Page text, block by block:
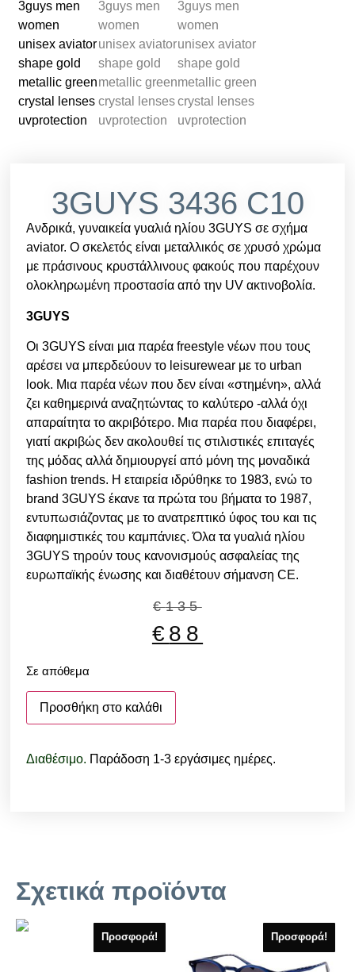
3GUYS 3436 C10
Ανδρικά, γυναικεία γυαλιά ηλίου 3GUYS σε σχήμα
aviator. Ο σκελετός είναι μεταλλικός σε χρυσό χρώμα
με πράσινους κρυστάλλινους φακούς που παρέχουν
ολοκληρωμένη προστασία από την UV ακτινοβολία.
3GUYS
Οι 3GUYS είναι μια παρέα freestyle νέων που τους
αρέσει να μπερδεύουν το leisurewear με το urban
look. Μια παρέα νέων που δεν είναι «στημένη», αλλά
ζει καθημερινά αναζητώντας το καλύτερο -αλλά όχι
απαραίτητα το ακριβότερο. Μια παρέα που διαφέρει,
γιατί ακριβώς δεν ακολουθεί τις στιλιστικές επιταγές
της μόδας αλλά δημιουργεί από μόνη της μοναδικά
fashion trends. H εταιρεία ιδρύθηκε το 1983, ενώ τo
brand 3GUYS έκανε τα πρώτα του βήματα το 1987,
εντυπωσιάζοντας με το ανατρεπτικό ύφος του και τις
διαφημιστικές του καμπάνιες. Όλα τα γυαλιά ηλίoυ
3GUYS τηρούν τους κανονισμούς ασφαλείας της
ευρωπαϊκής ένωσης και διαθέτουν σήμανση CE.
€135
€ 88
Σε απόθεμα
Προσθήκη στο καλάθι
Διαθέσιμο. Παράδοση 1-3 εργάσιμες ημέρες.
Σχετικά προϊόντα
Προσφορά! Προσφορά!